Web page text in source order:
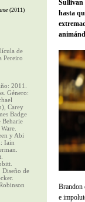
(2011)
de
Pereiro
2011.
Género:
Carey
Badge
Beharie
y Abi
Iain
Diseño de
Sullivan
hasta
Brandon
e